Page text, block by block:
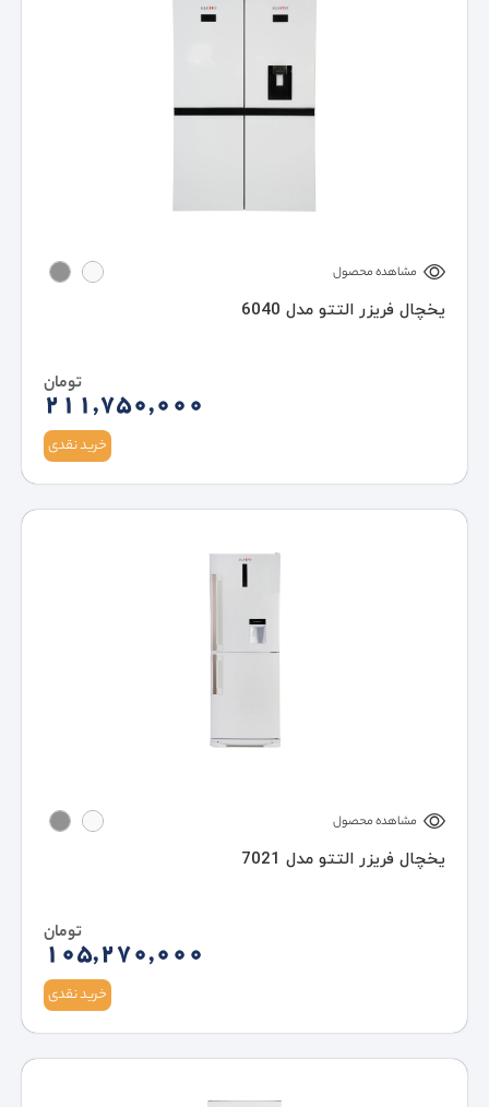
مشاهده محصول
یخچال فریزر التتو مدل 6040
211,750,000
تومان
خرید نقدی
مشاهده محصول
یخچال فریزر التتو مدل 7021
105,270,000
تومان
خرید نقدی